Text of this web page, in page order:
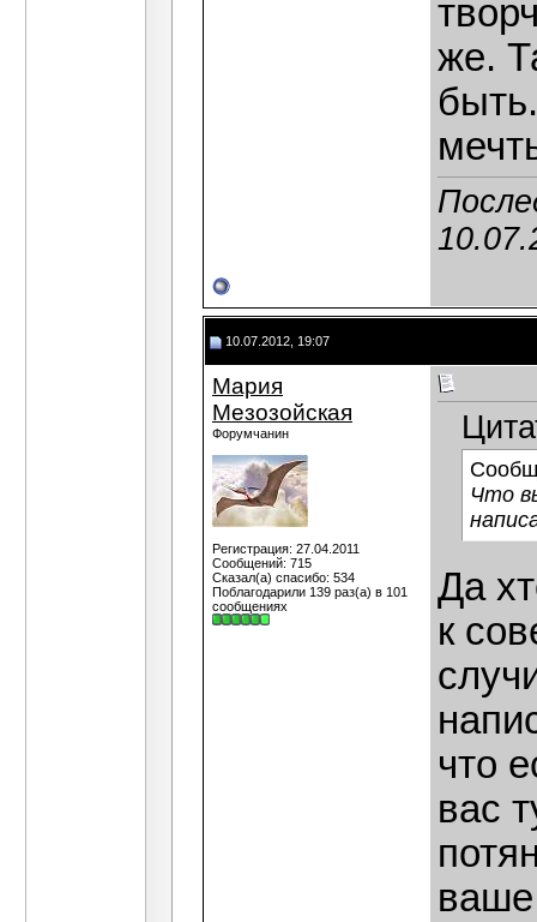
же.
10.07.2012, 19:07
Мария
Мезозойская
Форумчанин
Регистрация: 27.04.2011
Сообщений: 715
Сказал(а) спасибо: 534
Поблагодарили 139 раз(а) в 101
сообщениях
Что
Да
к
что
вас